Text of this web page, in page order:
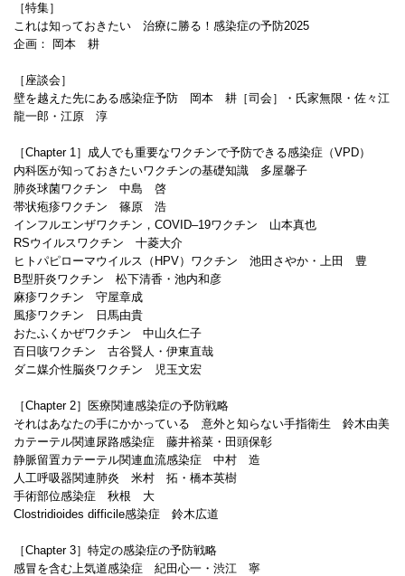
［特集］
これは知っておきたい 治療に勝る！感染症の予防2025
企画： 岡本 耕
［座談会］
壁を越えた先にある感染症予防 岡本 耕［司会］・氏家無限・佐々江
龍一郎・江原 淳
［Chapter 1］成人でも重要なワクチンで予防できる感染症（VPD）
内科医が知っておきたいワクチンの基礎知識 多屋馨子
肺炎球菌ワクチン 中島 啓
帯状疱疹ワクチン 篠原 浩
インフルエンザワクチン，COVID‒19ワクチン 山本真也
RSウイルスワクチン 十菱大介
ヒトパピローマウイルス（HPV）ワクチン 池田さやか・上田 豊
B型肝炎ワクチン 松下清香・池内和彦
麻疹ワクチン 守屋章成
風疹ワクチン 日馬由貴
おたふくかぜワクチン 中山久仁子
百日咳ワクチン 古谷賢人・伊東直哉
ダニ媒介性脳炎ワクチン 児玉文宏
［Chapter 2］医療関連感染症の予防戦略
それはあなたの手にかかっている 意外と知らない手指衛生 鈴木由美
カテーテル関連尿路感染症 藤井裕菜・田頭保彰
静脈留置カテーテル関連血流感染症 中村 造
人工呼吸器関連肺炎 米村 拓・橋本英樹
手術部位感染症 秋根 大
Clostridioides difficile感染症 鈴木広道
［Chapter 3］特定の感染症の予防戦略
感冒を含む上気道感染症 紀田心一・渋江 寧